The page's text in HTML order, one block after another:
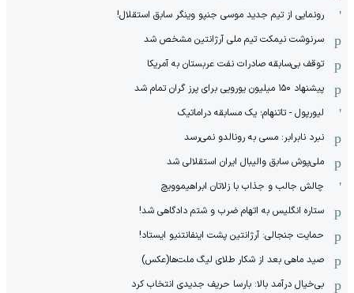
رونمایی از تیم جدید موسی جنپو وینگر سابق استقلال!
سرنوشت نیمکت تیم ملی آرژانتین مشخص شد
توقف بی‌سابقه صادرات نفت عربستان به آمریکا
پیشنهاد ۱۵۰ میلیون یورویی برای پرز گران تمام شد
لیورپول - تاتنهام؛ یک مسابقه دراماتیک
نبرد نابرابر: مسی به رونالدو نمی‌رسد
ملی‌پوش سابق والیبال ایران استقلالی شد
چالش جالب و جذاب با زلاتان ابراهیموویچ
ستاره انگلیس به اتهام ضرب و شتم دادگاهی شد!
حمایت جنجالی: آرژانتین پشت اینفانتنیو ایستاد!
صید ماهی بعد از شکار طلای لیگ ملت‌ها(عکس)
بی‌خیال درآمد بالا: بارسا حریف جدیدی انتخاب کرد